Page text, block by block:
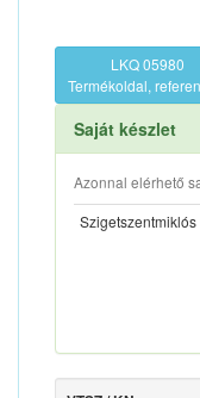
LKQ 05980
Termékoldal,
Saját készlet
Azonnal elérhető
Szigetszentmiklós